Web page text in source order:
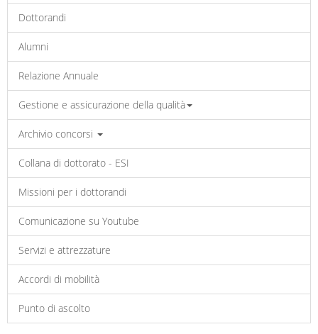
Dottorandi
Alumni
Relazione Annuale
Gestione e assicurazione della qualità
Archivio concorsi
Collana di dottorato - ESI
Missioni per i dottorandi
Comunicazione su Youtube
Servizi e attrezzature
Accordi di mobilità
Punto di ascolto